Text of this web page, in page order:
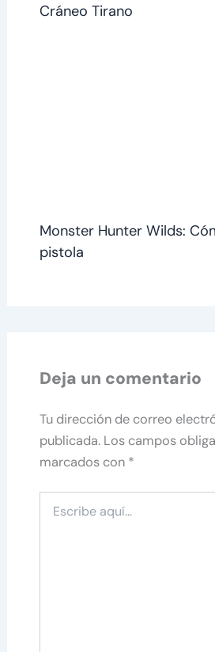
Cráneo Tirano
Monster Hunter Wilds:
pistola
Deja un comentario
Tu dirección de correo
publicada. Los campos
marcados con *
aquí...